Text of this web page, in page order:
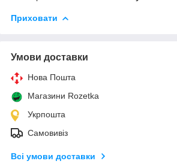
Приховати
Умови доставки
Нова Пошта
Магазини Rozetka
Укрпошта
Самовивіз
Всі умови доставки